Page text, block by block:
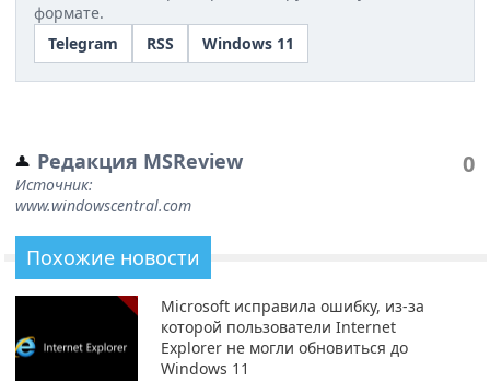
формате.
Telegram
RSS Windows 11
Редакция MSReview
Источник:
www.windowscentral.com
0
Похожие новости
Microsoft исправила ошибку, из-за
которой пользователи Internet
Explorer не могли обновиться до
Windows 11